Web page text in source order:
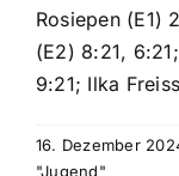
Rosiepen (E1)
(E2) 8:21,
9:21; Ilka
16. Dezember
"Jugend"